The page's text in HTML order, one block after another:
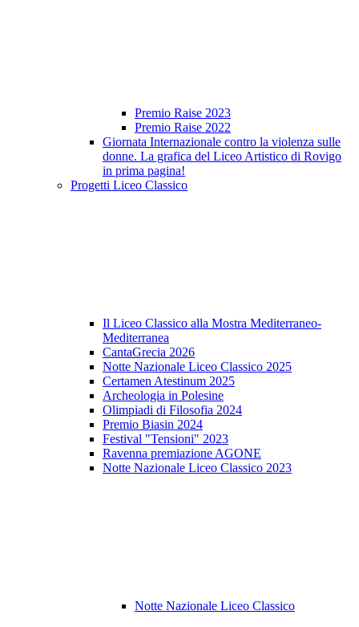
Premio Raise 2023
Premio Raise 2022
Giornata Internazionale contro la violenza sulle
donne. La grafica del Liceo Artistico di Rovigo
in prima pagina!
Progetti Liceo Classico
Il Liceo Classico alla Mostra Mediterraneo-
Mediterranea
CantaGrecia 2026
Notte Nazionale Liceo Classico 2025
Certamen Atestinum 2025
Archeologia in Polesine
Olimpiadi di Filosofia 2024
Premio Biasin 2024
Festival "Tensioni" 2023
Ravenna premiazione AGONE
Notte Nazionale Liceo Classico 2023
Notte Nazionale Liceo Classico